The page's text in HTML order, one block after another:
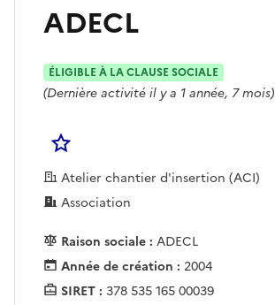
ADECL
ÉLIGIBLE À LA CLAUSE SOCIALE
(Dernière activité il y a 1 année, 7 mois)
Atelier chantier d'insertion (ACI)
Association
Raison sociale : ADECL
Année de création : 2004
SIRET : 378 535 165 00039